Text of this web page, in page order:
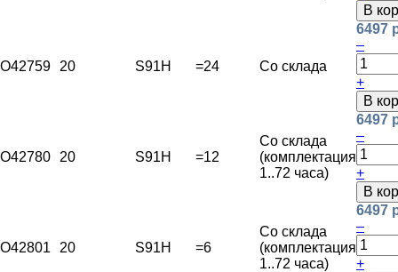
В
O42759 20 S91H =24 Со склада
6497
–
+
В
O42780 20 S91H =12
Со склада
(комплектация
1..72 часа)
6497
–
+
В
O42801 20 S91H =6
Со склада
(комплектация
1..72 часа)
6497
–
+